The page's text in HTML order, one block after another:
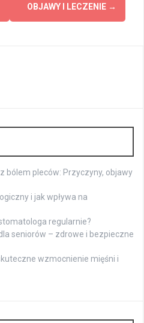
OBJAWY I LECZENIE →
bólem pleców: Przyczyny, objawy
i jak wpływa na
regularnie?
seniorów – zdrowe i bezpieczne
wzmocnienie mięśni i